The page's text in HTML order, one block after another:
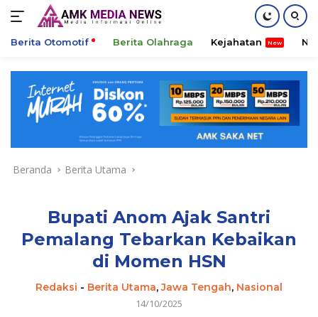
konten
Berita Otomotif Berita Olahraga Kejahatan
Beranda Berita Utama
Bupati Anom Ajak Santri
Pemalang Tebarkan Kebaikan
di Momen HSN
Redaksi - Berita Utama,Jawa Tengah, Nasional
14/10/2025